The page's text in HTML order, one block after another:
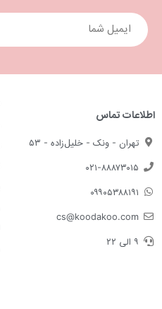
اطلاعات تماس
تهران - ونک - خلیل‌زاده - ۵۳
۰۲۱-۸۸۸۷۳۰۱۵
۰۹۹۰۵۳۸۸۱۹۱
cs@koodakoo.com
۹ الی ۲۲